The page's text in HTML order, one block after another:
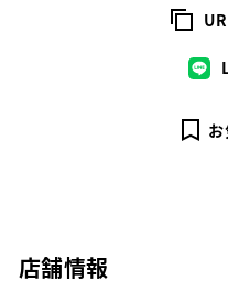
店舗情報